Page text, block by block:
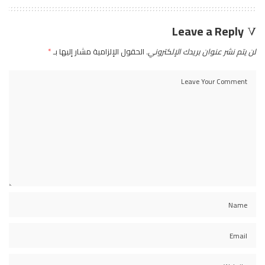
Leave a Reply
لن يتم نشر عنوان بريدك الإلكتروني. الحقول الإلزامية مشار إليها بـ*